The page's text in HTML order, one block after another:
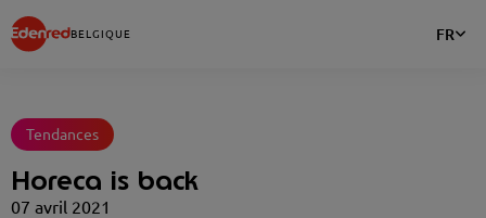
BELGIQUE FR
Tendances
Horeca is back
07 avril 2021